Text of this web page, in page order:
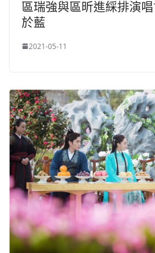
區瑞強與區昕進綵排演
於藍
2021-05-11